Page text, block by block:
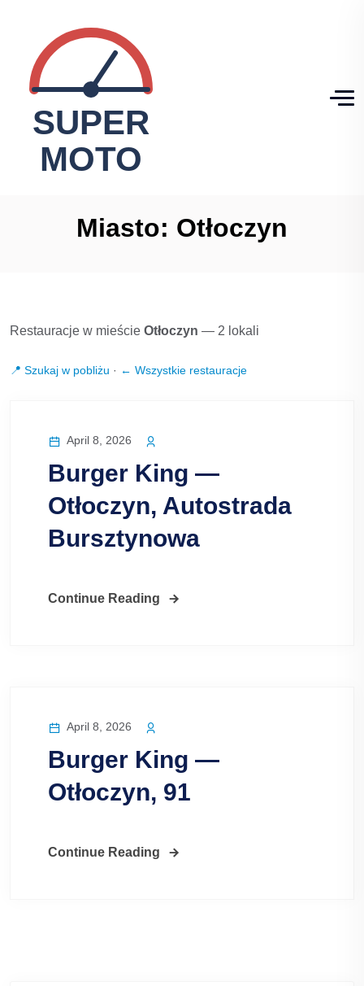
Miasto: Otłoczyn
Restauracje w mieście Otłoczyn — 2 lokali
📍 Szukaj w pobliżu · ← Wszystkie restauracje
April 8, 2026
Burger King —
Otłoczyn, Autostrada
Bursztynowa
Continue Reading
April 8, 2026
Burger King —
Otłoczyn, 91
Continue Reading